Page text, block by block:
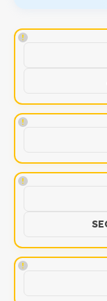
!
!
!
!